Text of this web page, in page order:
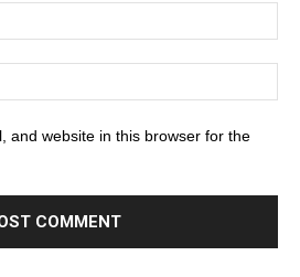
and website in this browser for the